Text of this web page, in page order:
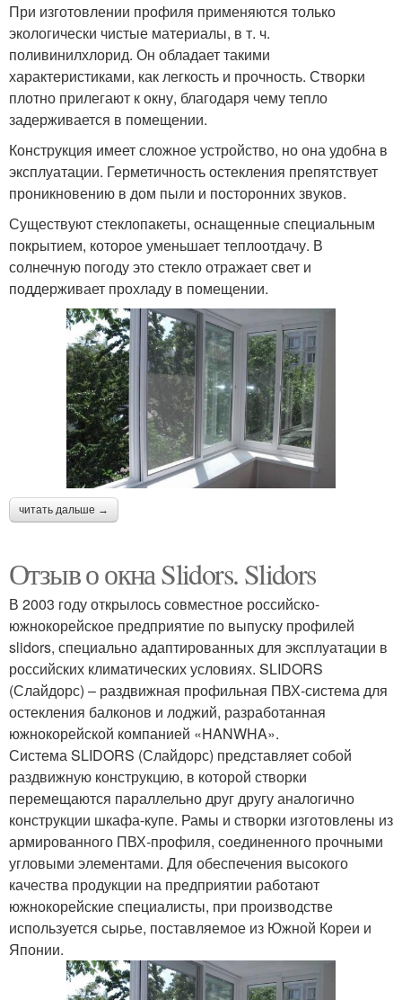
При изготовлении профиля применяются только
экологически чистые материалы, в т. ч.
поливинилхлорид. Он обладает такими
характеристиками, как легкость и прочность. Створки
плотно прилегают к окну, благодаря чему тепло
задерживается в помещении.
Конструкция имеет сложное устройство, но она удобна в
эксплуатации. Герметичность остекления препятствует
проникновению в дом пыли и посторонних звуков.
Существуют стеклопакеты, оснащенные специальным
покрытием, которое уменьшает теплоотдачу. В
солнечную погоду это стекло отражает свет и
поддерживает прохладу в помещении.
читать дальше →
Отзыв о окна Slidors. Slidors
В 2003 году открылось совместное российско-
южнокорейское предприятие по выпуску профилей
slidors, специально адаптированных для эксплуатации в
российских климатических условиях. SLIDORS
(Слайдорс) – раздвижная профильная ПВХ-система для
остекления балконов и лоджий, разработанная
южнокорейской компанией «HANWHA».
Система SLIDORS (Слайдорс) представляет собой
раздвижную конструкцию, в которой створки
перемещаются параллельно друг другу аналогично
конструкции шкафа-купе. Рамы и створки изготовлены из
армированного ПВХ-профиля, соединенного прочными
угловыми элементами. Для обеспечения высокого
качества продукции на предприятии работают
южнокорейские специалисты, при производстве
используется сырье, поставляемое из Южной Кореи и
Японии.